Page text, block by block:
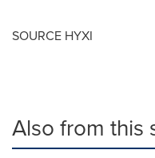
SOURCE HYXI
Also from this